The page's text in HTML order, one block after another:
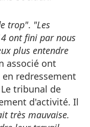
trop". "Les
ont fini par nous
plus entendre
associé ont
redressement
tribunal de
d'activité. Il
très mauvaise.